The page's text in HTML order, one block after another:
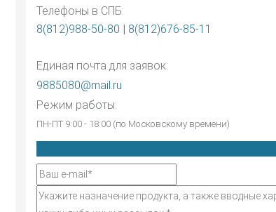
Телефоны в СПБ:
8(812)988-50-80 | 8(812)676-85-11
Единая почта для заявок:
9885080@mail.ru
Режим работы:
ПН-ПТ 9:00 - 18:00 (по Московскому времени)